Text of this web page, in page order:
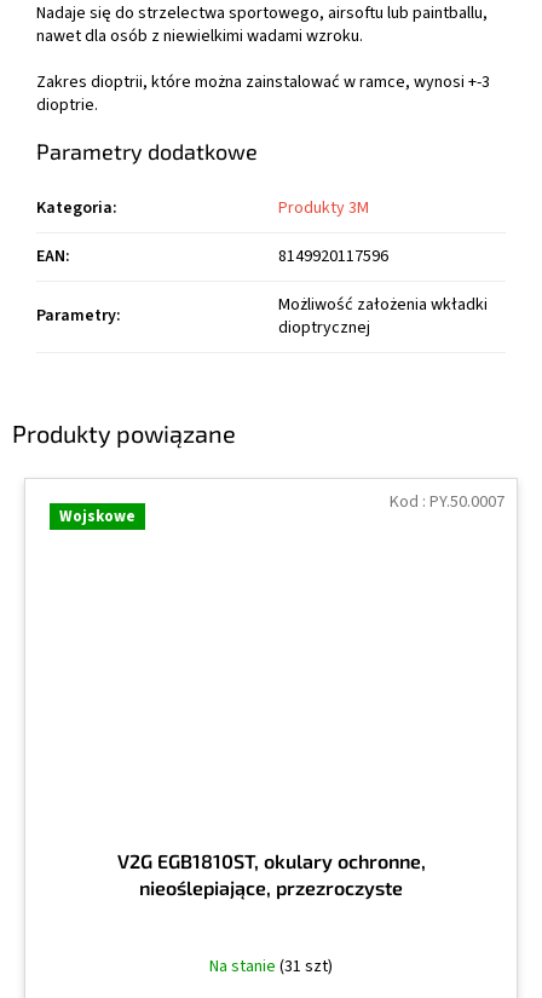
Produkty powiązane
Wojskowe
V2G EGB1810ST, okulary ochronne,
nieoślepiające, przezroczyste
Na stanie (31 szt)
Kod : PY.50.0007
Nadaje się do strzelectwa sportowego, airsoftu lub paintballu,
nawet dla osób z niewielkimi wadami wzroku.
Zakres dioptrii, które można zainstalować w ramce, wynosi +-3
dioptrie.
Parametry dodatkowe
Kategoria:
Produkty 3M
EAN: 8149920117596
Parametry:
Możliwość założenia wkładki
dioptrycznej